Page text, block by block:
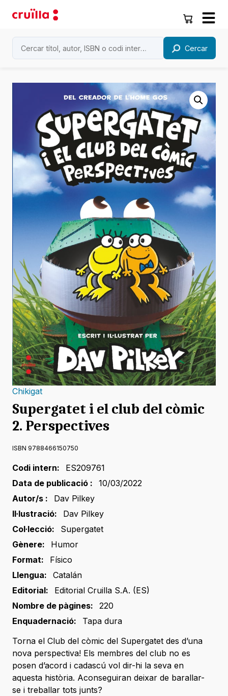
Cercar
Chikigat
Supergatet i el club del còmic
2. Perspectives
ISBN 9788466150750
Codi intern:
ES209761
Data de publicació :
10/03/2022
Autor/s :
Dav Pilkey
Il·lustració:
Dav Pilkey
Col·lecció:
Supergatet
Gènere:
Humor
Format:
Físico
Llengua:
Catalán
Editorial:
Editorial Cruilla S.A. (ES)
Nombre de pàgines:
220
Enquadernació:
Tapa dura
Torna el Club del còmic del Supergatet des d’una
nova perspectiva! Els membres del club no es
posen d’acord i cadascú vol dir-hi la seva en
aquesta història. Aconseguiran deixar de barallar-
se i treballar tots junts?